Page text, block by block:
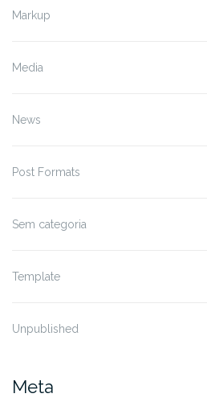
Markup
Media
News
Post Formats
Sem categoria
Template
Unpublished
Meta